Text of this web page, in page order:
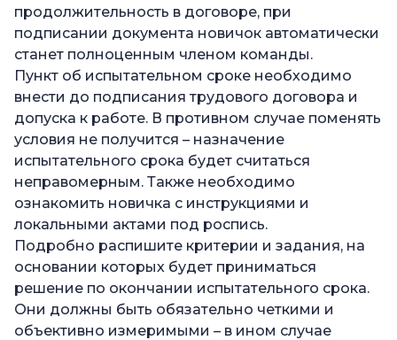
продолжительность в договоре, при
подписании документа новичок автоматически
станет полноценным членом команды.
Пункт об испытательном сроке необходимо
внести до подписания трудового договора и
допуска к работе. В противном случае поменять
условия не получится – назначение
испытательного срока будет считаться
неправомерным. Также необходимо
ознакомить новичка с инструкциями и
локальными актами под роспись.
Подробно распишите критерии и задания, на
основании которых будет приниматься
решение по окончании испытательного срока.
Они должны быть обязательно четкими и
объективно измеримыми – в ином случае